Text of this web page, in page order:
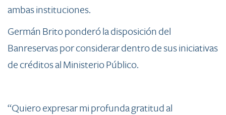
ambas instituciones.
Germán Brito ponderó la disposición del
Banreservas por considerar dentro de sus iniciativas
de créditos al Ministerio Público.
​“Quiero expresar mi profunda gratitud al